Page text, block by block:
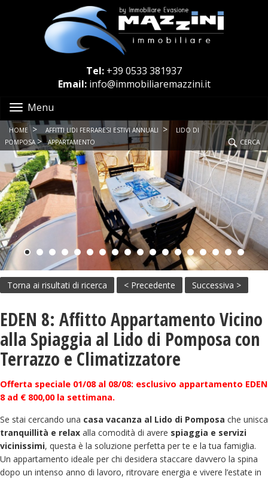
Tel: +39 0533 381937
Email: info@immobiliaremazzini.it
Menu
HOME > AFFITTI LIDI FERRARESI ESTIVI ANNUALI >
LIDO DI
POMPOSA > APPARTAMENTO CERCA
Torna ai risultati di ricerca < Precedente Successiva >
EDEN 8: Affitto Appartamento Vicino
alla Spiaggia al Lido di Pomposa con
Terrazzo e Climatizzatore
Offerta speciale 01/08 al 08/08: esclusivo appartamento EDEN
8 ad € 800,00 la settimana.
Se stai cercando una casa vacanza al Lido di Pomposa che unisca
tranquillità e relax alla comodità di avere spiaggia e servizi
vicinissimi, questa è la soluzione perfetta per te e la tua famiglia.
Un appartamento ideale per chi desidera staccare davvero la spina
dopo un intenso anno di lavoro, ritrovare energia e vivere l’estate in